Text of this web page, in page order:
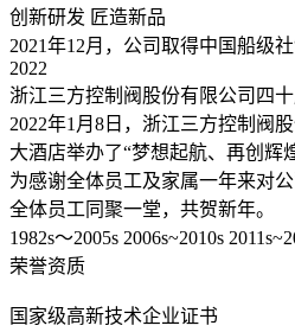
创新研发 匠造新品
2021年12月，公司取得中国船级社
2022
浙江三方控制阀股份有限公司四
2022年1月8日，浙江三方控制阀
大酒店举办了“梦想起航、再创辉
为感谢全体员工及家属一年来对
全体员工同聚一堂，共贺新年。
1982s～2005s 2006s~2010s
荣誉资质
国家级高新技术企业证书